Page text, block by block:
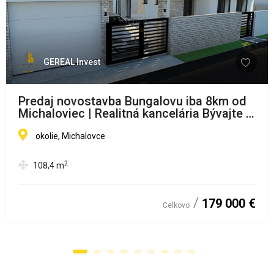
GEREAL Invest
Predaj novostavba Bungalovu iba 8km od
Michaloviec | Realitná kancelária Bývajte s
NAMI !
okolie, Michalovce
108,4m2
Celkovo 179 000 €